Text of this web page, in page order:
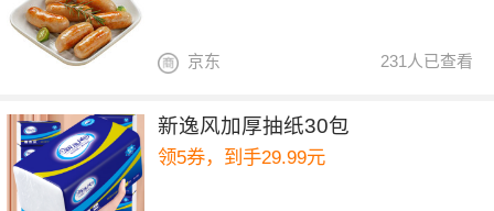
231人已查看
京东
新逸风加厚抽纸30包
领5券，到手29.99元